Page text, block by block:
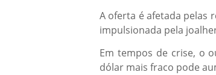
A oferta é afetada pelas
impulsionada pela
Em tempos de crise, o
dólar mais fraco pode